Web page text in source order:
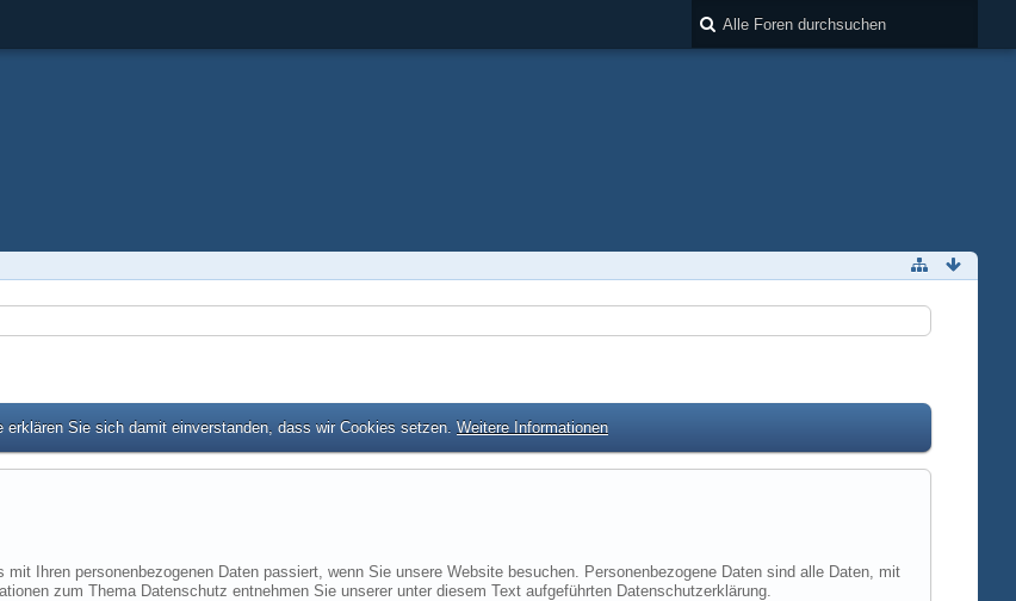
Sie sich damit einverstanden, dass wir Cookies setzen. Weitere Informationen
Ihren personenbezogenen Daten passiert, wenn Sie unsere Website besuchen. Personenbezogene Daten sind alle Daten, mit
zum Thema Datenschutz entnehmen Sie unserer unter diesem Text aufgeführten Datenschutzerklärung.